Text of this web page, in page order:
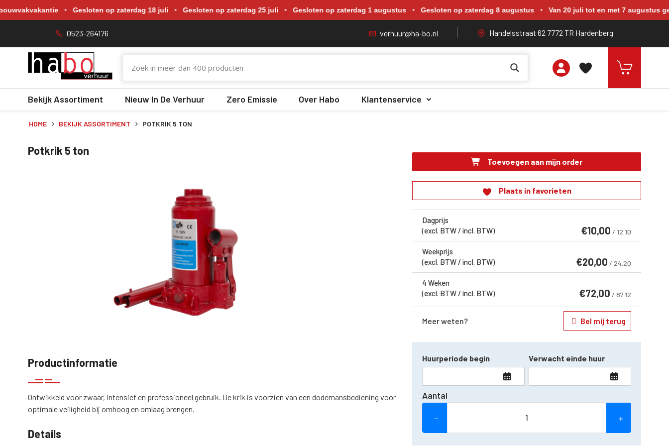
• Gesloten op zaterdag 18 juli • Gesloten op zaterdag 25 juli • Gesloten op zaterdag 1 augustus • Gesloten op zaterdag 8 augustus • Van 20 juli tot en met 7 augustus geopend
0523-264176 verhuur@ha-bo.nl Handelsstraat 62 7772 TR Hardenberg
Bekijk Assortiment Nieuw In De Verhuur Zero Emissie Over Habo Klantenservice
HOME BEKIJK ASSORTIMENT POTKRIK 5 TON
Potkrik 5 ton
Productinformatie
Ontwikkeld voor zwaar, intensief en professioneel gebruik. De krik is voorzien van een dodemansbediening voor
optimale veiligheid bij omhoog en omlaag brengen.
Details
Toevoegen aan mijn order
Plaats in favorieten
Dagprijs
(excl. BTW / incl. BTW)
€10,00 / 12.10
Weekprijs
(excl. BTW / incl. BTW)
€20,00 / 24.20
4 Weken
(excl. BTW / incl. BTW)
€72,00 / 87.12
Meer weten? Bel mij terug
Huurperiode begin Verwacht einde huur
Aantal
− +